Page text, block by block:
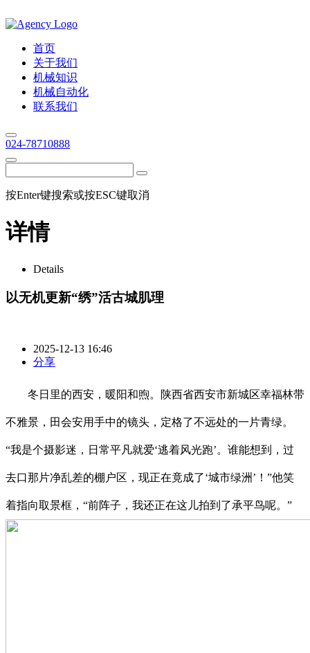
首页
关于我们
机械知识
机械自动化
联系我们
024-78710888
按Enter键搜索或按ESC键取消
详情
Details
以无机更新“绣”活古城肌理
2025-12-13 16:46
分享
冬日里的西安，暖阳和煦。陕西省西安市新城区幸福林带
不雅景，田会安用手中的镜头，定格了不远处的一片青绿。
“我是个摄影迷，日常平凡就爱‘逃着风光跑’。谁能想到，过
去口那片净乱差的棚户区，现正在竟成了‘城市绿洲’！”他笑
着指向取景框，“前阵子，我还正在这儿拍到了承平鸟呢。”